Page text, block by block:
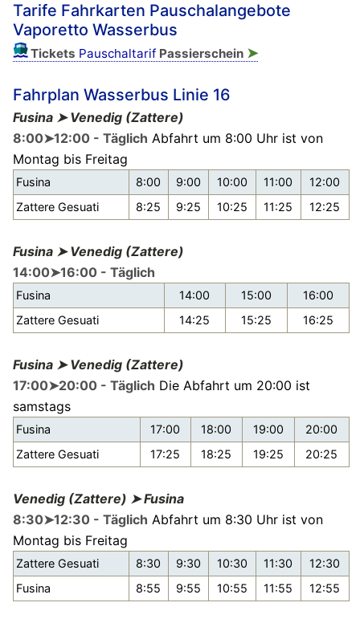
Tarife Fahrkarten Pauschalangebote
Vaporetto Wasserbus
Tickets Pauschaltarif Passierschein ➤
Fahrplan Wasserbus Linie 16
Fusina ➤ Venedig (Zattere)
8:00➤12:00 - Täglich Abfahrt um 8:00 Uhr ist von
Montag bis Freitag
Fusina 8:00 9:00 10:00 11:00
12:00
Zattere Gesuati
8:25 9:25 10:25 11:25 12:25
Fusina ➤ Venedig (Zattere)
14:00➤16:00 - Täglich
Fusina 14:00 15:00
16:00
Zattere Gesuati
14:25 15:25 16:25
Fusina ➤ Venedig (Zattere)
17:00➤20:00 - Täglich Die Abfahrt um 20:00 ist
samstags
Fusina 17:00 18:00 19:00
20:00
Zattere Gesuati
17:25 18:25 19:25 20:25
Venedig (Zattere) ➤ Fusina
8:30➤12:30 - Täglich Abfahrt um 8:30 Uhr ist von
Montag bis Freitag
Zattere Gesuati 8:30 9:30 10:30 11:30
12:30
Fusina
8:55 9:55 10:55 11:55 12:55